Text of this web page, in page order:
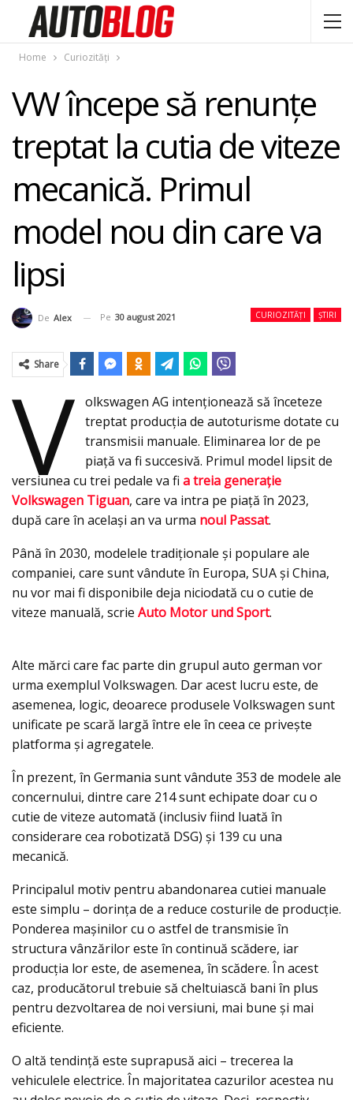
Home Curiozități
VW începe să renunţe
treptat la cutia de viteze
mecanică. Primul
model nou din care va
lipsi
CURIOZITĂȚI ȘTIRI
De Alex Pe 30 august 2021
Share
V
olkswagen AG intenționează să înceteze
treptat producția de autoturisme dotate cu
transmisii manuale. Eliminarea lor de pe
piață va fi succesivă. Primul model lipsit de
versiunea cu trei pedale va fi a treia generație
Volkswagen Tiguan, care va intra pe piață în 2023,
după care în acelaşi an va urma noul Passat.
Până în 2030, modelele tradiționale şi populare ale
companiei, care sunt vândute în Europa, SUA și China,
nu vor mai fi disponibile deja niciodată cu o cutie de
viteze manuală, scrie Auto Motor und Sport.
Alte mărci care fac parte din grupul auto german vor
urma exemplul Volkswagen. Dar acest lucru este, de
asemenea, logic, deoarece produsele Volkswagen sunt
unificate pe scară largă între ele în ceea ce privește
platforma și agregatele.
În prezent, în Germania sunt vândute 353 de modele ale
concernului, dintre care 214 sunt echipate doar cu o
cutie de viteze automată (inclusiv fiind luată în
considerare cea robotizată DSG) și 139 cu una
mecanică.
Principalul motiv pentru abandonarea cutiei manuale
este simplu – dorința de a reduce costurile de producție.
Ponderea mașinilor cu o astfel de transmisie în
structura vânzărilor este în continuă scădere, iar
producția lor este, de asemenea, în scădere. În acest
caz, producătorul trebuie să cheltuiască bani în plus
pentru dezvoltarea de noi versiuni, mai bune şi mai
eficiente.
O altă tendință este suprapusă aici – trecerea la
vehiculele electrice. În majoritatea cazurilor acestea nu